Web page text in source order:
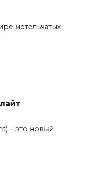
метельчатых
– это новый